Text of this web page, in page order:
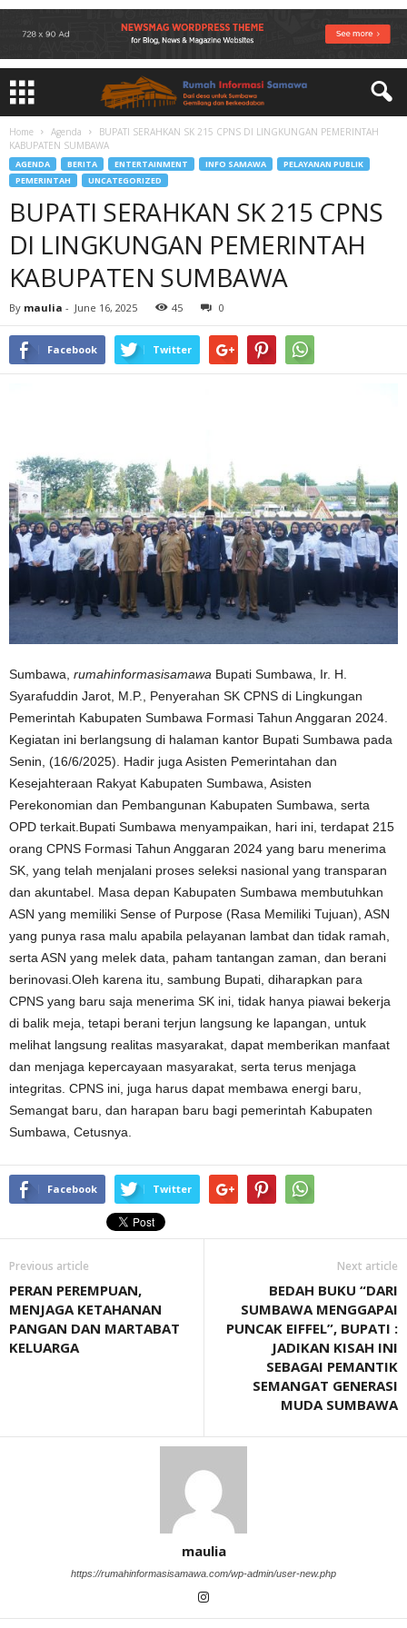
Home Agenda
BUPATI SERAHKAN SK 215 CPNS DI LINGKUNGAN PEMERINTAH
KABUPATEN SUMBAWA
AGENDA BERITA ENTERTAINMENT INFO SAMAWA
PELAYANAN PUBLIK
PEMERINTAH
UNCATEGORIZED
BUPATI SERAHKAN SK 215 CPNS
DI LINGKUNGAN PEMERINTAH
KABUPATEN SUMBAWA
By maulia - June 16, 2025 45 0
Facebook Twitter
Sumbawa, rumahinformasisamawa Bupati Sumbawa, Ir. H.
Syarafuddin Jarot, M.P., Penyerahan SK CPNS di Lingkungan
Pemerintah Kabupaten Sumbawa Formasi Tahun Anggaran 2024.
Kegiatan ini berlangsung di halaman kantor Bupati Sumbawa pada
Senin, (16/6/2025). Hadir juga Asisten Pemerintahan dan
Kesejahteraan Rakyat Kabupaten Sumbawa, Asisten
Perekonomian dan Pembangunan Kabupaten Sumbawa, serta
OPD terkait.Bupati Sumbawa menyampaikan, hari ini, terdapat 215
orang CPNS Formasi Tahun Anggaran 2024 yang baru menerima
SK, yang telah menjalani proses seleksi nasional yang transparan
dan akuntabel. Masa depan Kabupaten Sumbawa membutuhkan
ASN yang memiliki Sense of Purpose (Rasa Memiliki Tujuan), ASN
yang punya rasa malu apabila pelayanan lambat dan tidak ramah,
serta ASN yang melek data, paham tantangan zaman, dan berani
berinovasi.Oleh karena itu, sambung Bupati, diharapkan para
CPNS yang baru saja menerima SK ini, tidak hanya piawai bekerja
di balik meja, tetapi berani terjun langsung ke lapangan, untuk
melihat langsung realitas masyarakat, dapat memberikan manfaat
dan menjaga kepercayaan masyarakat, serta terus menjaga
integritas. CPNS ini, juga harus dapat membawa energi baru,
Semangat baru, dan harapan baru bagi pemerintah Kabupaten
Sumbawa, Cetusnya.
Facebook Twitter
Previous article
PERAN PEREMPUAN,
MENJAGA KETAHANAN
PANGAN DAN MARTABAT
KELUARGA
Next article
BEDAH BUKU “DARI
SUMBAWA MENGGAPAI
PUNCAK EIFFEL”, BUPATI :
JADIKAN KISAH INI
SEBAGAI PEMANTIK
SEMANGAT GENERASI
MUDA SUMBAWA
maulia
https://rumahinformasisamawa.com/wp-admin/user-new.php